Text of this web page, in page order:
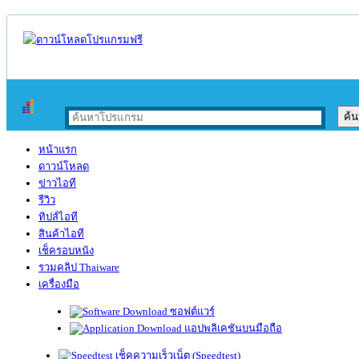
หน้าแรก
ดาวน์โหลด
ข่าวไอที
รีวิว
ทิปส์ไอที
สินค้าไอที
เช็ครอบหนัง
รวมคลิป Thaiware
เครื่องมือ
ซอฟต์แวร์
แอปพลิเคชันบนมือถือ
เช็คความเร็วเน็ต (Speedtest)